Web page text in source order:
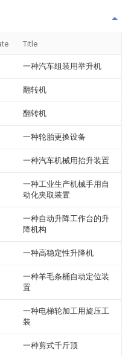
Title
一种汽车组装用举升机
翻转机
翻转机
一种轮胎更换设备
一种汽车机械用抬升装置
一种工业生产机械手用自
动化夹取装置
一种自动升降工作台的升
降机构
一种高稳定性升降机
一种羊毛条桶自动定位装
置
一种电梯轮加工用旋压工
装
一种剪式千斤顶